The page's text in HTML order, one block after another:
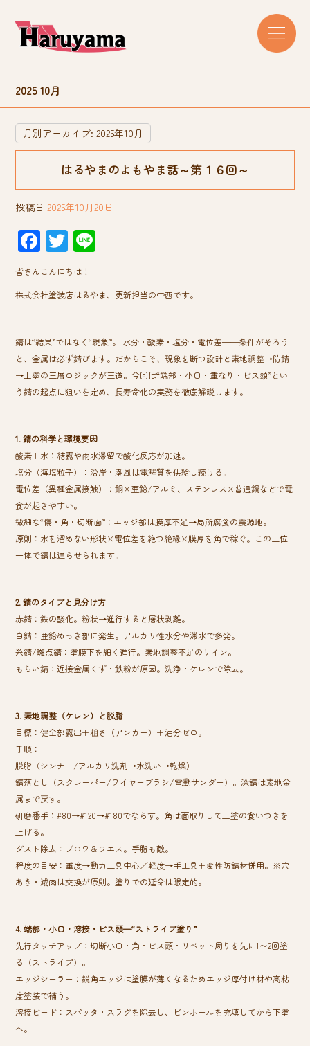
2025 10月
月別アーカイブ:2025年10月
はるやまのよもやま話～第１６回～
投稿日 2025年10月20日
F
ac
e
b
o
ok
T
wi
tt
er
皆さんこんにちは！
株式会社塗装店はるやま、更新担当の中西です。
錆は“結果”ではなく“現象”。 水分・酸素・塩分・電位差——条件がそろう
と、金属は必ず錆びます。だからこそ、現象を断つ設計と素地調整→防錆
→上塗の三層ロジックが王道。今回は“端部・小口・重なり・ビス頭”とい
う錆の起点に狙いを定め、長寿命化の実務を徹底解説します。
1. 錆の科学と環境要因
酸素＋水：結露や雨水滞留で酸化反応が加速。
塩分（海塩粒子）：沿岸・潮風は電解質を供給し続ける。
電位差（異種金属接触）：銅×亜鉛/アルミ、ステンレス×普通鋼などで電
食が起きやすい。
微細な“傷・角・切断面”：エッジ部は膜厚不足→局所腐食の震源地。
原則：水を溜めない形状×電位差を絶つ絶縁×膜厚を角で稼ぐ。この三位
一体で錆は遅らせられます。
2. 錆のタイプと見分け方
赤錆：鉄の酸化。粉状→進行すると層状剥離。
白錆：亜鉛めっき部に発生。アルカリ性水分や滞水で多発。
糸錆/斑点錆：塗膜下を細く進行。素地調整不足のサイン。
もらい錆：近接金属くず・鉄粉が原因。洗浄・ケレンで除去。
3. 素地調整（ケレン）と脱脂
目標：健全部露出＋粗さ（アンカー）＋油分ゼロ。
手順：
脱脂（シンナー/アルカリ洗剤→水洗い→乾燥）
錆落とし（スクレーパー/ワイヤーブラシ/電動サンダー）。深錆は素地金
属まで戻す。
研磨番手：#80→#120→#180でならす。角は面取りして上塗の食いつきを
上げる。
ダスト除去：ブロワ＆ウエス。手脂も敵。
程度の目安：重度→動力工具中心／軽度→手工具＋変性防錆材併用。※穴
あき・減肉は交換が原則。塗りでの延命は限定的。
4. 端部・小口・溶接・ビス頭—“ストライプ塗り”
先行タッチアップ：切断小口・角・ビス頭・リベット周りを先に1〜2回塗
る（ストライプ）。
エッジシーラー：鋭角エッジは塗膜が薄くなるためエッジ厚付け材や高粘
度塗装で補う。
溶接ビード：スパッタ・スラグを除去し、ピンホールを充填してから下塗
へ。